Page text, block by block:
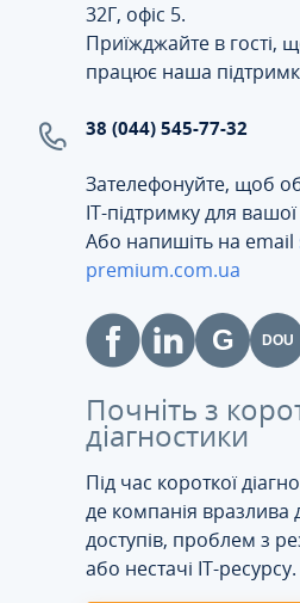
32Г, офіс 5.
Приїжджайте в гості,
працює наша
38 (044) 545-77-32
Зателефонуйте, щоб
ІТ-підтримку для
Або напишіть на email
premium.com.ua
Почніть з
діагностики
Під час короткої
де компанія вразлива
доступів, проблем з
або нестачі IT-ресурсу.